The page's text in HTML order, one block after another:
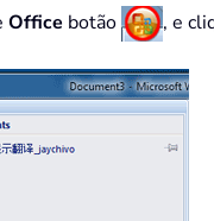
Office botão , e